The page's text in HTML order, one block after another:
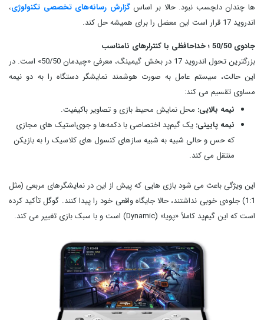
ها چندان دلچسب نبود. حالا بر اساسگزارش رسانه‌های تخصصی تکنولوژی،
اندروید 17 قرار است این معضل را برای همیشه حل کند.
جادوی 50/50 ؛ خداحافظی با کنترلرهای نامناسب
بزرگترین تحول اندروید 17 در بخش گیمینگ، معرفی «چیدمان 50/50» است. در
این حالت، سیستم‌ عامل به صورت هوشمند نمایشگر دستگاه را به دو نیمه
مساوی تقسیم می کند:
نیمه بالایی: محل نمایش محیط بازی و تصاویر باکیفیت.
نیمه پایینی: یک گیم‌پد اختصاصی با دکمه‌ها و جوی‌استیک‌ های مجازی
که حس‌ و حالی شبیه به شبیه‌ سازهای کنسول‌ های کلاسیک را به بازیکن
منتقل می کند.
این ویژگی باعث می شود بازی‌ هایی که پیش از این در نمایشگرهای مربعی (مثل
1:1) جلوه‌ی خوبی نداشتند، حالا جایگاه واقعی خود را پیدا کنند. گوگل تأکید کرده
است که این گیم‌پد کاملاً «پویا» (Dynamic) است و با سبک بازی تغییر می کند.